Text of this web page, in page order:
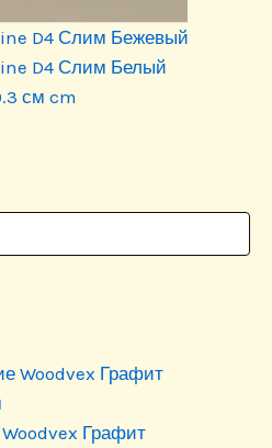
D4 Слим Бежевый
D4 Слим Белый
см cm
Графит